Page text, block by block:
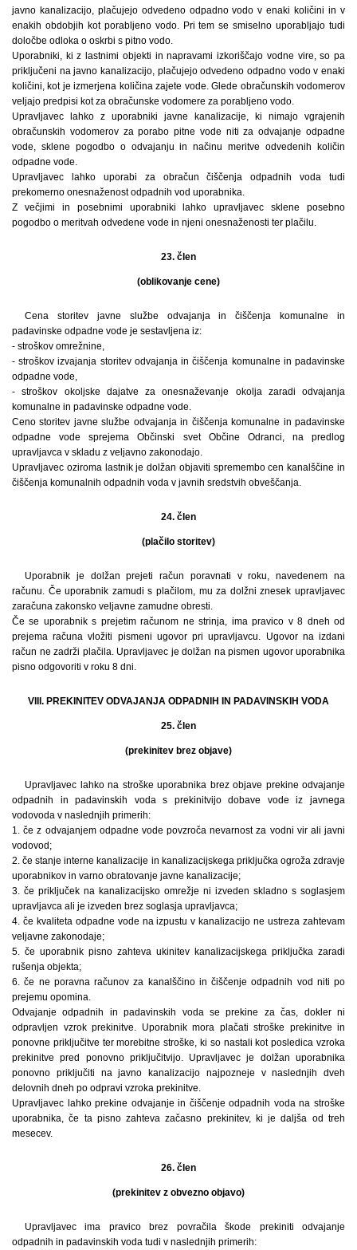
javno kanalizacijo, plačujejo odvedeno odpadno vodo v enaki količini in v
enakih obdobjih kot porabljeno vodo. Pri tem se smiselno uporabljajo tudi
določbe odloka o oskrbi s pitno vodo.
Uporabniki, ki z lastnimi objekti in napravami izkoriščajo vodne vire, so pa
priključeni na javno kanalizacijo, plačujejo odvedeno odpadno vodo v enaki
količini, kot je izmerjena količina zajete vode. Glede obračunskih vodomerov
veljajo predpisi kot za obračunske vodomere za porabljeno vodo.
Upravljavec lahko z uporabniki javne kanalizacije, ki nimajo vgrajenih
obračunskih vodomerov za porabo pitne vode niti za odvajanje odpadne
vode, sklene pogodbo o odvajanju in načinu meritve odvedenih količin
odpadne vode.
Upravljavec lahko uporabi za obračun čiščenja odpadnih voda tudi
prekomerno onesnaženost odpadnih vod uporabnika.
Z večjimi in posebnimi uporabniki lahko upravljavec sklene posebno
pogodbo o meritvah odvedene vode in njeni onesnaženosti ter plačilu.
23. člen
(oblikovanje cene)
Cena storitev javne službe odvajanja in čiščenja komunalne in
padavinske odpadne vode je sestavljena iz:
- stroškov omrežnine,
- stroškov izvajanja storitev odvajanja in čiščenja komunalne in padavinske
odpadne vode,
- stroškov okoljske dajatve za onesnaževanje okolja zaradi odvajanja
komunalne in padavinske odpadne vode.
Ceno storitev javne službe odvajanja in čiščenja komunalne in padavinske
odpadne vode sprejema Občinski svet Občine Odranci, na predlog
upravljavca v skladu z veljavno zakonodajo.
Upravljavec oziroma lastnik je dolžan objaviti spremembo cen kanalščine in
čiščenja komunalnih odpadnih voda v javnih sredstvih obveščanja.
24. člen
(plačilo storitev)
Uporabnik je dolžan prejeti račun poravnati v roku, navedenem na
računu. Če uporabnik zamudi s plačilom, mu za dolžni znesek upravljavec
zaračuna zakonsko veljavne zamudne obresti.
Če se uporabnik s prejetim računom ne strinja, ima pravico v 8 dneh od
prejema računa vložiti pismeni ugovor pri upravljavcu. Ugovor na izdani
račun ne zadrži plačila. Upravljavec je dolžan na pismen ugovor uporabnika
pisno odgovoriti v roku 8 dni.
VIII. PREKINITEV ODVAJANJA ODPADNIH IN PADAVINSKIH VODA
25. člen
(prekinitev brez objave)
Upravljavec lahko na stroške uporabnika brez objave prekine odvajanje
odpadnih in padavinskih voda s prekinitvijo dobave vode iz javnega
vodovoda v naslednjih primerih:
1. če z odvajanjem odpadne vode povzroča nevarnost za vodni vir ali javni
vodovod;
2. če stanje interne kanalizacije in kanalizacijskega priključka ogroža zdravje
uporabnikov in varno obratovanje javne kanalizacije;
3. če priključek na kanalizacijsko omrežje ni izveden skladno s soglasjem
upravljavca ali je izveden brez soglasja upravljavca;
4. če kvaliteta odpadne vode na izpustu v kanalizacijo ne ustreza zahtevam
veljavne zakonodaje;
5. če uporabnik pisno zahteva ukinitev kanalizacijskega priključka zaradi
rušenja objekta;
6. če ne poravna računov za kanalščino in čiščenje odpadnih vod niti po
prejemu opomina.
Odvajanje odpadnih in padavinskih voda se prekine za čas, dokler ni
odpravljen vzrok prekinitve. Uporabnik mora plačati stroške prekinitve in
ponovne priključitve ter morebitne stroške, ki so nastali kot posledica vzroka
prekinitve pred ponovno priključitvijo. Upravljavec je dolžan uporabnika
ponovno priključiti na javno kanalizacijo najpozneje v naslednjih dveh
delovnih dneh po odpravi vzroka prekinitve.
Upravljavec lahko prekine odvajanje in čiščenje odpadnih voda na stroške
uporabnika, če ta pisno zahteva začasno prekinitev, ki je daljša od treh
mesecev.
26. člen
(prekinitev z obvezno objavo)
Upravljavec ima pravico brez povračila škode prekiniti odvajanje
odpadnih in padavinskih voda tudi v naslednjih primerih: